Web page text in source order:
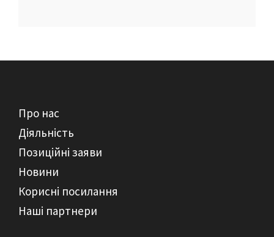
Про нас
Діяльність
Позиційні заяви
Новини
Корисні посилання
Наші партнери